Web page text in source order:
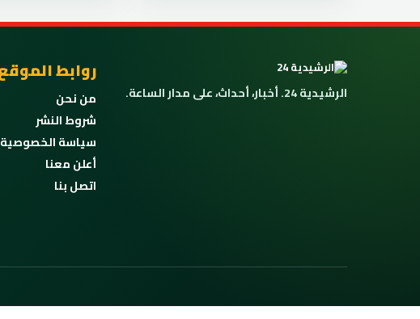
الرشيدية 24. أخبار، أحداث، على مدار الساعة.
روابط
من نحن
شروط النشر
سياسة الخصوصية
أعلن معنا
اتصل بنا